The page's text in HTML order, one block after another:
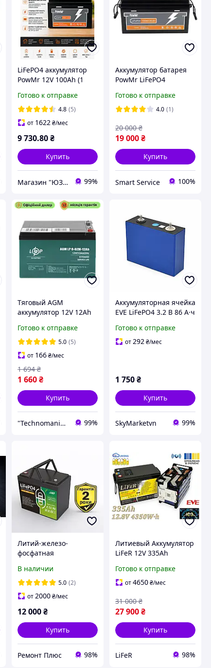
LiFePO4 аккумулятор
PowMr 12V 100Ah (1
инвертора, дома и
солнечных систем
Готово к отправке
4.8 (5)
от 1622 ₴/мес
9 730.80 ₴
Купить
Магазин "ЮЗЕР" 99%
Аккумулятор батарея
PowMr LiFePO4
литий-железо-
фосфатный для ИБП
Готово к отправке
4.0 (1)
19 000₴
20 000 ₴
Купить
Smart Service 100%
Тяговый AGM
аккумулятор 12V 12Ah
М5 АКБ для
электровелосипедов
лодок детских авто 12В
12А
Готово к отправке
5.0 (5)
от 166 ₴/мес
1 660 ₴
1 694 ₴
Купить
"Technomania" Интернет-магазин 99%
Аккумуляторная ячейка
EVE LiFePO4 3.2 В 86 А·ч
3000 циклов
Готово к отправке
от 292 ₴/мес
1 750₴
Купить
SkyMarketvn 99%
Литий-железо-
фосфатная
батарея LiFePO4 JAT
12.8V 50Ah 640Wh с
BMS, 4000 глубоких
циклов
В наличии
5.0 (2)
от2000 ₴/мес
12 000 ₴
Купить
Ремонт Плюс 98%
Литиевый Аккумулятор
LiFeR 12V 335Ah
Тяговый аккумулятор
для инвертора. EVE
Готово к отправке
от4650₴/мес
27 900₴
31 000 ₴
Купить
LiFeR 98%